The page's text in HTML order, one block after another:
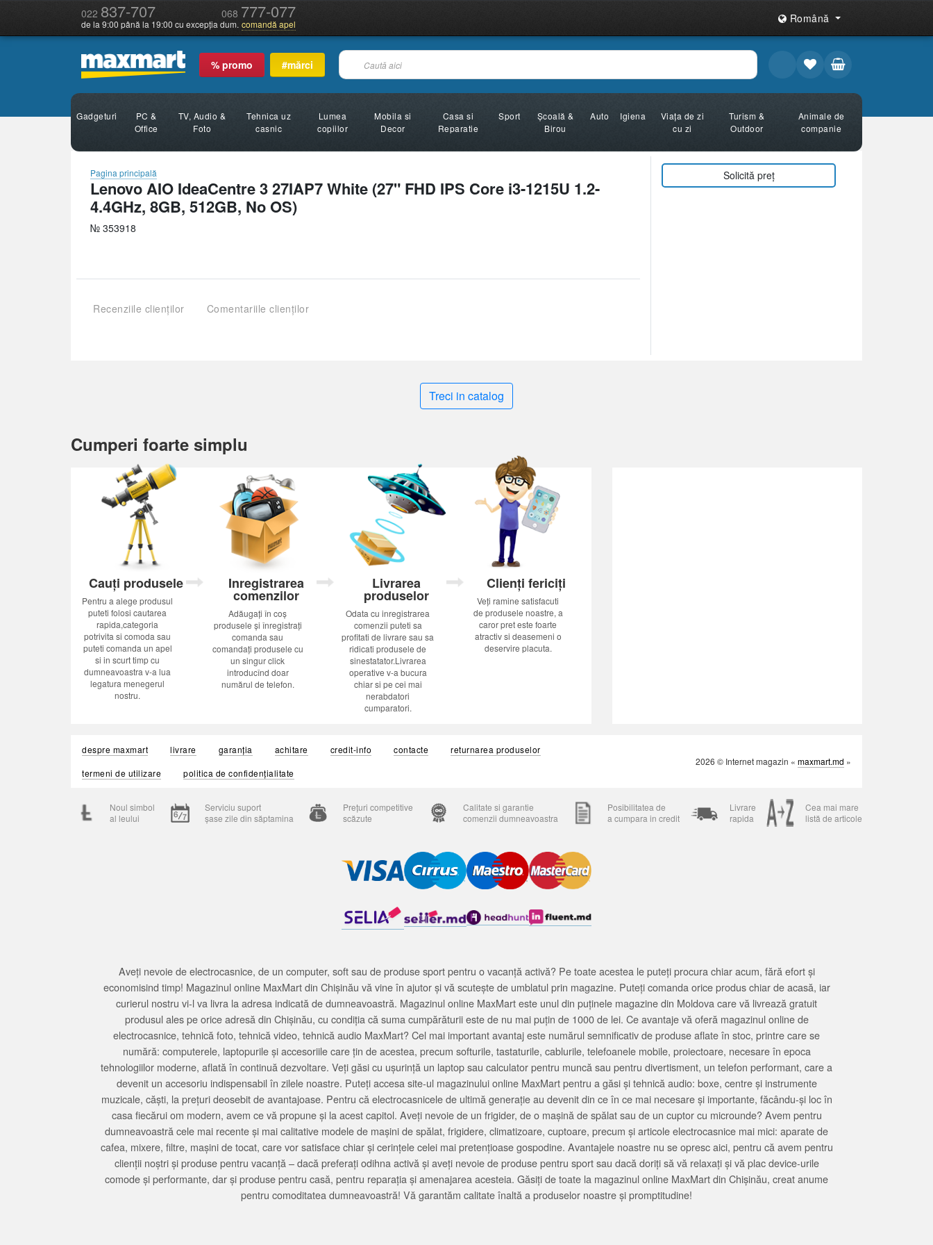
022 837-707 068 777-077
de la 9:00 până la 19:00 cu excepția dum. comandă apel Română
% promo #mărci
Gadgeturi
PC &
Office
TV, Audio &
Foto
Tehnica uz
casnic
Lumea
copiilor
Mobila si
Decor
Casa si
Reparatie
Sport
Şcoală &
Birou
Auto Igiena
Viața de zi
cu zi
Turism &
Outdoor
Animale de
companie
Pagina principală
Lenovo AIO IdeaCentre 3 27IAP7 White (27" FHD IPS Core i3-1215U 1.2-
4.4GHz, 8GB, 512GB, No OS)
№ 353918
Recenziile clienților Comentariile clienților
Solicită preț
Treci in catalog
Cumperi foarte simplu
Cauți produsele
Pentru a alege produsul
puteti folosi cautarea
rapida,categoria
potrivita si comoda sau
puteti comanda un apel
si in scurt timp cu
dumneavoastra v-a lua
legatura menegerul
nostru.
Inregistrarea
comenzilor
Adăugați în coș
produsele și înregistrați
comanda sau
comandați produsele cu
un singur click
introducînd doar
numărul de telefon.
Livrarea
produselor
Odata cu inregistrarea
comenzii puteti sa
profitati de livrare sau sa
ridicati produsele de
sinestatator.Livrarea
operative v-a bucura
chiar si pe cei mai
nerabdatori
cumparatori.
Clienți fericiți
Veți ramine satisfacuti
de produsele noastre, a
caror pret este foarte
atractiv si deasemeni o
deservire placuta.
despre maxmart livrare garanția achitare credit-info contacte
returnarea produselor
termeni de utilizare
politica de confidențialitate
2026 © Internet magazin « maxmart.md »
Noul simbol
al leului
Serviciu suport
șase zile din săptamina
Prețuri competitive
scăzute
Calitate si garantie
comenzii dumneavoastra
Posibilitatea de
a cumpara in credit
Livrare
rapida
Cea mai mare
listă de articole
Aveți nevoie de electrocasnice, de un computer, soft sau de produse sport pentru o vacanță activă? Pe toate acestea le puteți procura chiar acum, fără efort și
economisind timp! Magazinul online MaxMart din Chișinău vă vine în ajutor și vă scutește de umblatul prin magazine. Puteți comanda orice produs chiar de acasă, iar
curierul nostru vi-l va livra la adresa indicată de dumneavoastră. Magazinul online MaxMart este unul din puținele magazine din Moldova care vă livrează gratuit
produsul ales pe orice adresă din Chișinău, cu condiția că suma cumpărăturii este de nu mai puțin de 1000 de lei. Ce avantaje vă oferă magazinul online de
electrocasnice, tehnică foto, tehnică video, tehnică audio MaxMart? Cel mai important avantaj este numărul semnificativ de produse aflate în stoc, printre care se
numără: computerele, laptopurile și accesoriile care țin de acestea, precum softurile, tastaturile, cablurile, telefoanele mobile, proiectoare, necesare în epoca
tehnologiilor moderne, aflată în continuă dezvoltare. Veți găsi cu ușurință un laptop sau calculator pentru muncă sau pentru divertisment, un telefon performant, care a
devenit un accesoriu indispensabil în zilele noastre. Puteți accesa site-ul magazinului online MaxMart pentru a găsi și tehnică audio: boxe, centre și instrumente
muzicale, căști, la prețuri deosebit de avantajoase. Pentru că electrocasnicele de ultimă generație au devenit din ce în ce mai necesare și importante, făcându-și loc în
casa fiecărui om modern, avem ce vă propune și la acest capitol. Aveți nevoie de un frigider, de o mașină de spălat sau de un cuptor cu microunde? Avem pentru
dumneavoastră cele mai recente și mai calitative modele de mașini de spălat, frigidere, climatizoare, cuptoare, precum și articole electrocasnice mai mici: aparate de
cafea, mixere, filtre, mașini de tocat, care vor satisface chiar și cerințele celei mai pretențioase gospodine. Avantajele noastre nu se opresc aici, pentru că avem pentru
clienții noștri și produse pentru vacanță – dacă preferați odihna activă și aveți nevoie de produse pentru sport sau dacă doriți să vă relaxați și vă plac device-urile
comode și performante, dar și produse pentru casă, pentru reparația și amenajarea acesteia. Găsiți de toate la magazinul online MaxMart din Chișinău, creat anume
pentru comoditatea dumneavoastră! Vă garantăm calitate înaltă a produselor noastre și promptitudine!